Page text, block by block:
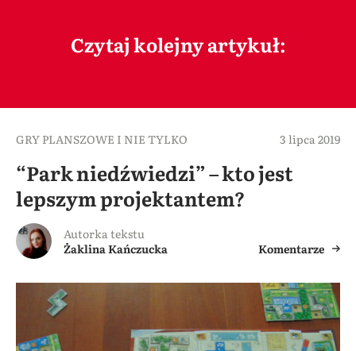
Czytaj kolejny artykuł:
GRY PLANSZOWE I NIE TYLKO 3 lipca 2019
“Park niedźwiedzi” – kto jest
lepszym projektantem?
Autorka tekstu
Żaklina Kańczucka
Komentarze